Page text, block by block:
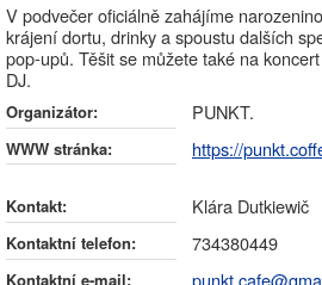
V podvečer oficiálně zahájíme
krájení dortu, drinky a spoustu dalších
pop-upů. Těšit se můžete také na
DJ.
Organizátor: PUNKT.
WWW stránka: https://
Kontakt: Klára Dutkiewič
Kontaktní telefon: 734380449
Kontaktní e-mail: